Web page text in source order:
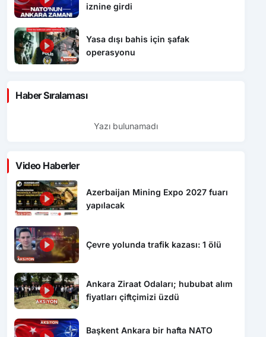
iznine girdi
Yasa dışı bahis için şafak
operasyonu
Haber Sıralaması
Yazı bulunamadı
Video Haberler
Azerbaijan Mining Expo 2027 fuarı
yapılacak
Çevre yolunda trafik kazası: 1 ölü
Ankara Ziraat Odaları; hububat alım
fiyatları çiftçimizi üzdü
Başkent Ankara bir hafta NATO